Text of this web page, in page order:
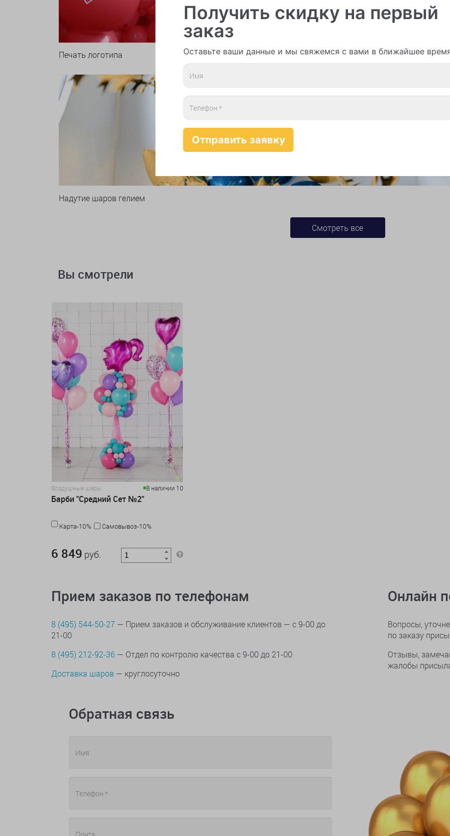
Печать логотипа Арки и гирлянды из шаров
Надутие шаров гелием
Смотреть все
Вы смотрели
Воздушные шары В наличии 10
Барби "Средний Сет №2"
Карта-10%
Самовывоз-10%
6 849 руб.
Прием заказов по телефонам
8 (495) 544-50-27 — Прием заказов и обслуживание клиентов — с 9-00 до
21-00
8 (495) 212-92-36 — Отдел по контролю качества с 9-00 до 21-00
Доставка шаров — круглосуточно
Онлайн
Вопросы,
по заказу
Отзывы,
жалобы
Обратная связь
Получить скидку на первый
заказ
Оставьте ваши данные и мы свяжемся с вами в ближайшее